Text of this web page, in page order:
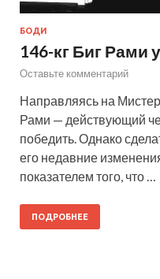
БОДИ
146-кг Биг Рами
Оставьте комментарий
Направляясь на
Рами — действующий
победить. Однако
его недавние
показателем того, что …
ПОДРОБНЕЕ